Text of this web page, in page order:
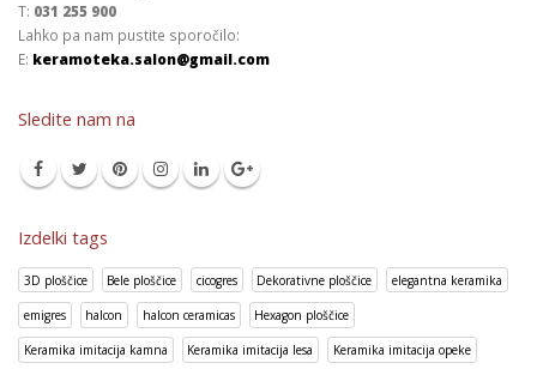
T: 031 255 900
Lahko pa nam pustite sporočilo:
E: keramoteka.salon@gmail.com
Sledite nam na
Izdelki tags
3D ploščice Bele ploščice cicogres Dekorativne ploščice elegantna keramika
emigres halcon halcon ceramicas Hexagon ploščice
Keramika imitacija kamna Keramika imitacija lesa Keramika imitacija opeke